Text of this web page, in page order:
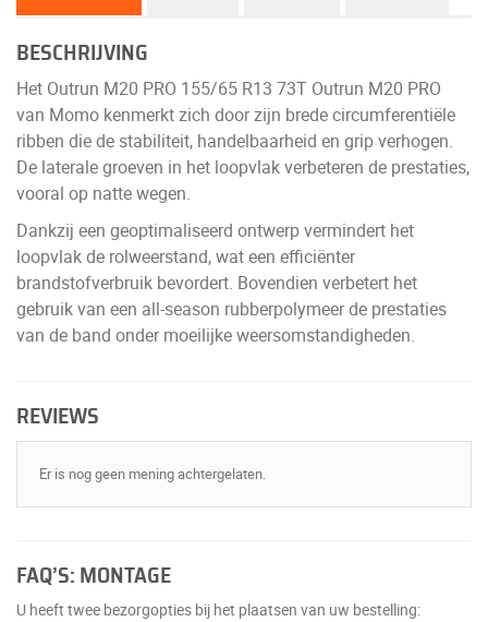
BESCHRIJVING
Het Outrun M20 PRO 155/65 R13 73T Outrun M20 PRO
van Momo kenmerkt zich door zijn brede circumferentiële
ribben die de stabiliteit, handelbaarheid en grip verhogen.
De laterale groeven in het loopvlak verbeteren de prestaties,
vooral op natte wegen.
Dankzij een geoptimaliseerd ontwerp vermindert het
loopvlak de rolweerstand, wat een efficiënter
brandstofverbruik bevordert. Bovendien verbetert het
gebruik van een all-season rubberpolymeer de prestaties
van de band onder moeilijke weersomstandigheden.
REVIEWS
Er is nog geen mening achtergelaten.
FAQ’S: MONTAGE
U heeft twee bezorgopties bij het plaatsen van uw bestelling: